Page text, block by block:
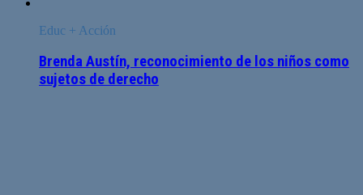
Educ + Acción
Brenda Austín, reconocimiento de los niños como
sujetos de derecho